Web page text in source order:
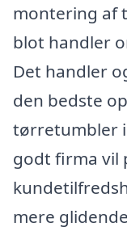
montering af
blot handler
Det handler
den bedste
tørretumbler i
godt firma vil
mere